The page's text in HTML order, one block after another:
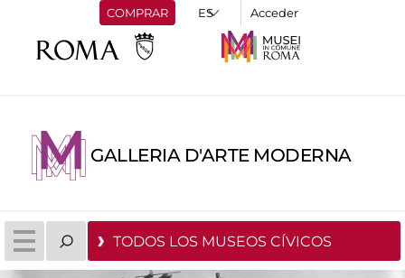
COMPRAR Acceder
GALLERIA D'ARTE MODERNA
TODOS LOS MUSEOS CÍVICOS